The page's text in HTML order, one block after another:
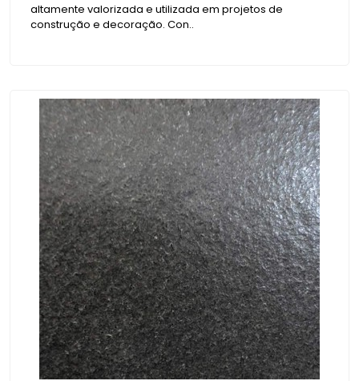
altamente valorizada e utilizada em projetos de
construção e decoração. Con..